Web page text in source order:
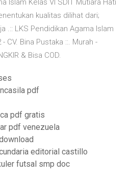
Islam Kelas VI SDIT Mutiara Hati
kualitas dilihat dari;
.:: LKS Pendidikan Agama Islam
CV. Bina Pustaka ::. Murah -
& Bisa COD.
pdf
pdf gratis
pdf venezuela
editorial castillo
futsal smp doc